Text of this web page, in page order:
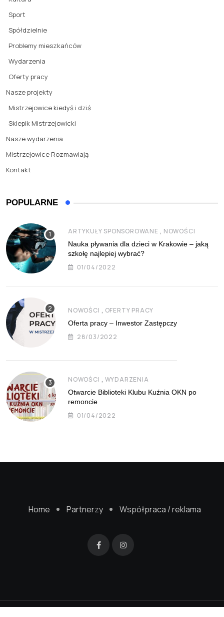
Sport
Spółdzielnie
Problemy mieszkańców
Wydarzenia
Oferty pracy
Nasze projekty
Mistrzejowice kiedyś i dziś
Sklepik Mistrzejowicki
Nasze wydarzenia
Mistrzejowice Rozmawiają
Kontakt
POPULARNE
ARTYKUŁY SPONSOROWANE , NOWOŚCI
Nauka pływania dla dzieci w Krakowie – jaką
szkołę najlepiej wybrać?
01/04/2022
NOWOŚCI , OFERTY PRACY
Oferta pracy – Inwestor Zastępczy
28/03/2022
NOWOŚCI , WYDARZENIA
Otwarcie Biblioteki Klubu Kuźnia OKN po
remoncie
01/04/2022
Home Partnerzy Współpraca / reklama